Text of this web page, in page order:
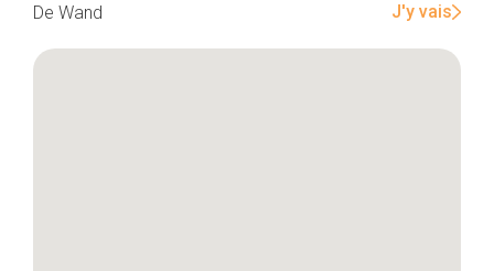
De Wand J'y vais